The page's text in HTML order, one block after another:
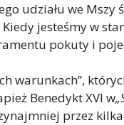
udziału we Mszy
jesteśmy w
pokuty i
warunkach”,
Benedykt XVI w
przez